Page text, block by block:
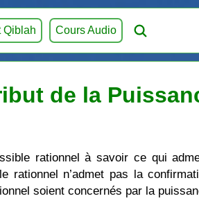
Qiblah Cours Audio
de la
rationnel à savoir ce qui
rationnel n’admet pas la
soient concernés par la